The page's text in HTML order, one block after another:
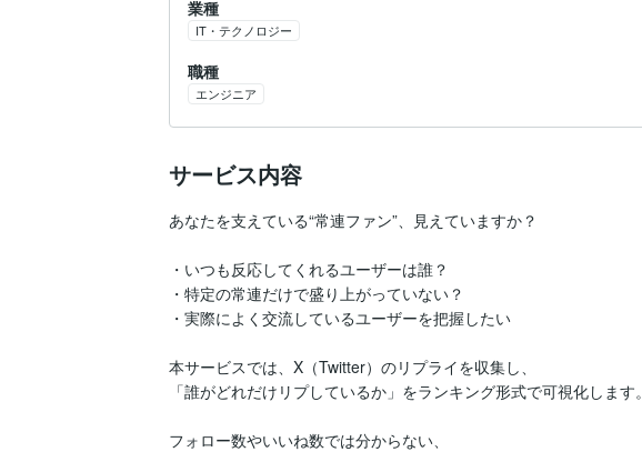
業種
IT・テクノロジー
職種
エンジニア
サービス内容
あなたを支えている“常連ファン”、見えていますか？
・いつも反応してくれるユーザーは誰？
・特定の常連だけで盛り上がっていない？
・実際によく交流しているユーザーを把握したい
本サービスでは、X（Twitter）のリプライを収集し、
「誰がどれだけリプしているか」をランキング形式で可視化します。
フォロー数やいいね数では分からない、